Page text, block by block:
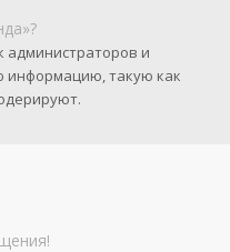
администраторов и
информацию, такую как